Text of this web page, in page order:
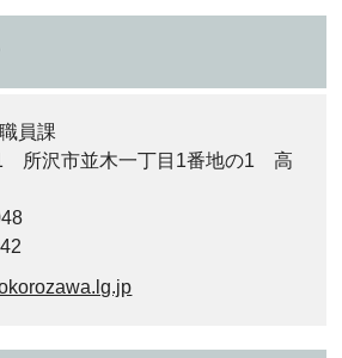
員課
所沢市並木一丁目1番地の1 高